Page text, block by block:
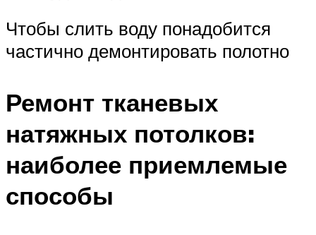
Чтобы слить воду понадобится
частично демонтировать полотно
Ремонт тканевых
натяжных потолков:
наиболее приемлемые
способы